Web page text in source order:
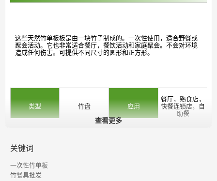
这些天然竹单板板是由一块竹子制成的。一次性使用，适合野餐或
聚会活动。它也非常适合餐厅，餐饮活动和家庭聚会。不会对环境
造成任何伤害。可提供不同尺寸的圆形和正方形。
类型 竹盘 应用
餐厅，熟食店，
快餐连锁店，自
助餐
尺寸
查看更多
关键词
一次性竹单板
竹餐具批发